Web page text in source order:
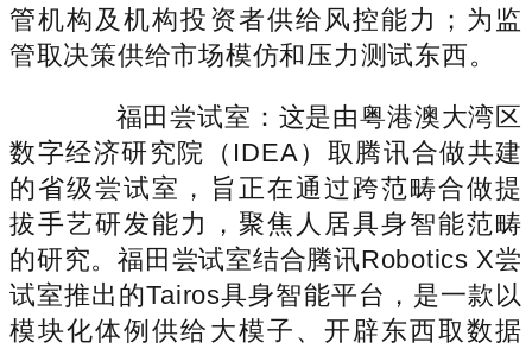
管机构及机构投资者供给风控能力；为监
管取决策供给市场模仿和压力测试东西。
福田尝试室：这是由粤港澳大湾区
数字经济研究院（IDEA）取腾讯合做共建
的省级尝试室，旨正在通过跨范畴合做提
拔手艺研发能力，聚焦人居具身智能范畴
的研究。福田尝试室结合腾讯Robotics X尝
试室推出的Tairos具身智能平台，是一款以
模块化体例供给大模子、开辟东西取数据